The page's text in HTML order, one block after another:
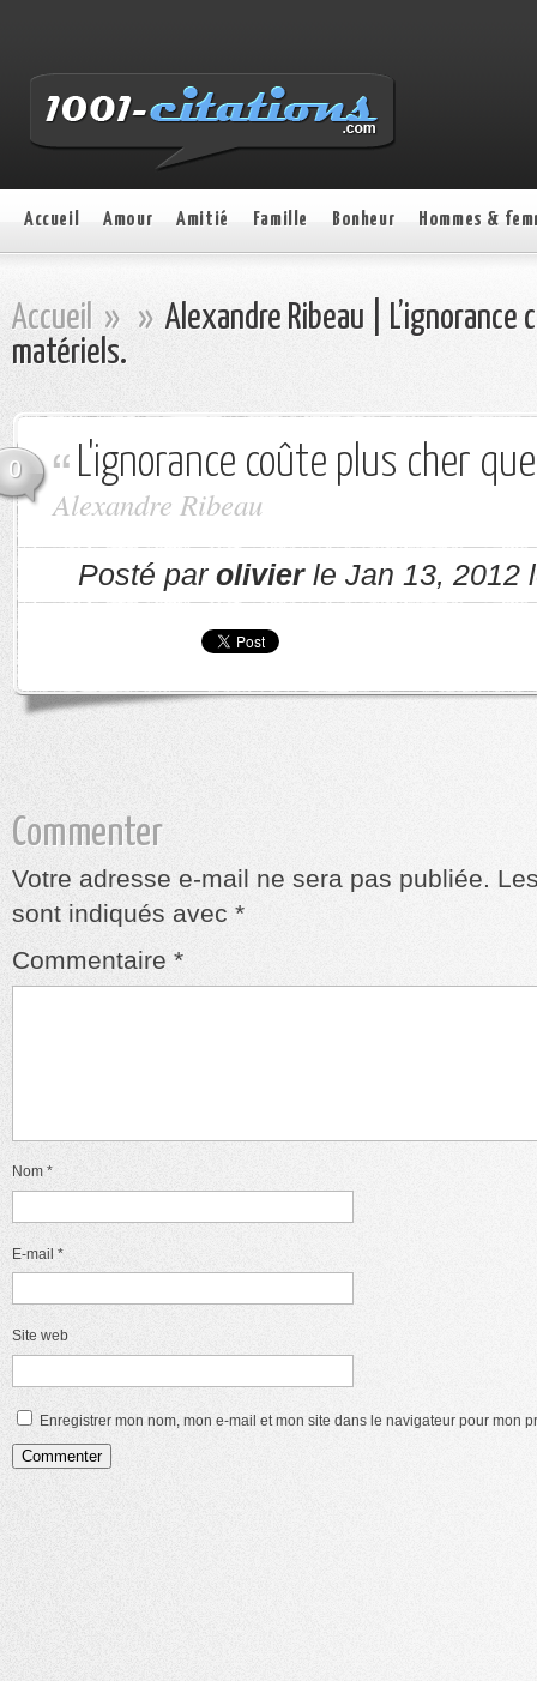
Accueil Amour Amitié Famille Bonheur Hommes &
Accueil » » Alexandre Ribeau | L’ignorance
matériels.
0 L'ignorance coûte plus cher
Alexandre Ribeau
Posté par olivierle Jan 13, 2012
Commenter
Votre adresse e-mail ne sera pas publiée.
sont indiqués avec *
Commentaire *
Nom *
E-mail *
Site web
Enregistrer mon nom, mon e-mail et mon site dans le navigateur pour mon